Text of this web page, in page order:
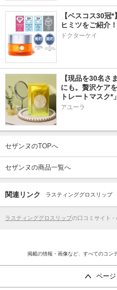
【ベスコス30冠
ヒミツをご紹介！
ドクターケイ
【現品を30名さ
にも。贅沢ケア
トレートマスク*」
アユーラ
セザンヌのTOPへ
セザンヌの商品一覧へ
関連リンク ラスティンググロスリップ
ラスティンググロスリップの口コミサイト -
掲載の情報・画像など、すべてのコン
ペー